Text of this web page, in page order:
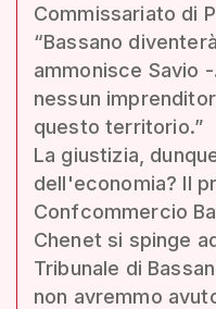
Commissariato di
“Bassano
ammonisce Savio
nessun
questo territorio.”
La giustizia,
dell'economia? Il
Confcommercio
Chenet si spinge
Tribunale di
non avremmo